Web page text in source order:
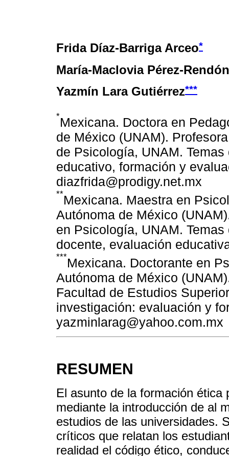
Frida Díaz-Barriga Arceo*
María-Maclovia Pérez-Rendón
Yazmín Lara Gutiérrez***
*Mexicana. Doctora en
de México (UNAM).
de Psicología, UNAM.
educativo, formación y
diazfrida@prodigy.net.mx
**Mexicana. Maestra en
Autónoma de México
en Psicología, UNAM.
docente, evaluación
***Mexicana. Doctorante en
Autónoma de México
Facultad de Estudios
investigación: evaluación y
yazminlarag@yahoo.com.mx
RESUMEN
El asunto de la formación ética
mediante la introducción de al
estudios de las universidades.
críticos que relatan los
realidad el código ético,